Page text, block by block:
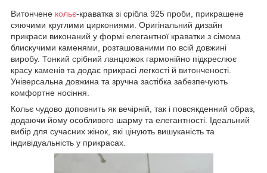
Витончене кольє-краватка зі срібла 925 проби, прикрашене
сяючими круглими циркониями. Оригінальний дизайн
прикраси виконаний у формі елегантної краватки з сімома
блискучими каменями, розташованими по всій довжині
виробу. Тонкий срібний ланцюжок гармонійно підкреслює
красу каменів та додає прикрасі легкості й витонченості.
Універсальна довжина та зручна застібка забезпечують
комфортне носіння.
Кольє чудово доповнить як вечірній, так і повсякденний образ,
додаючи йому особливого шарму та елегантності. Ідеальний
вибір для сучасних жінок, які цінують вишуканість та
індивідуальність у прикрасах.